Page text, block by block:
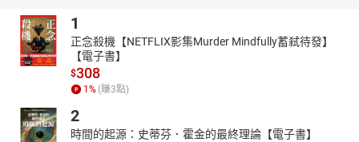
1
正念殺機【NETFLIX影集Murder Mindfully蓄弒待發】
【電子書】
$308
1 % (賺3點)
2
時間的起源：史蒂芬．霍金的最終理論【電子書】